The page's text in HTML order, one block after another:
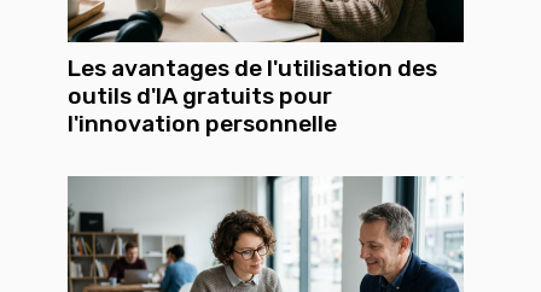
Les avantages de l'utilisation des
outils d'IA gratuits pour
l'innovation personnelle